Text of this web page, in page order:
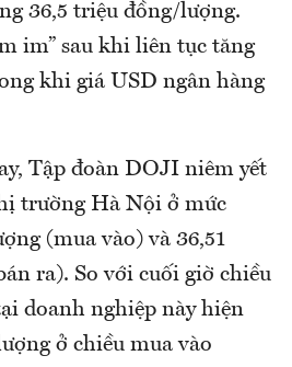
36,5 triệu đồng/lượng.
im” sau khi liên tục tăng
khi giá USD ngân hàng
Tập đoàn DOJI niêm yết
trường Hà Nội ở mức
(mua vào) và 36,51
ra). So với cuối giờ chiều
doanh nghiệp này hiện
ở chiều mua vào